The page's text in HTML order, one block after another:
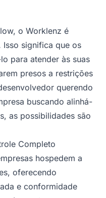
o Worklenz é
significa que os
para atender às suas
presos a restrições
querendo
buscando alinhá-
as possibilidades são
Completo
hospedem a
oferecendo
e conformidade